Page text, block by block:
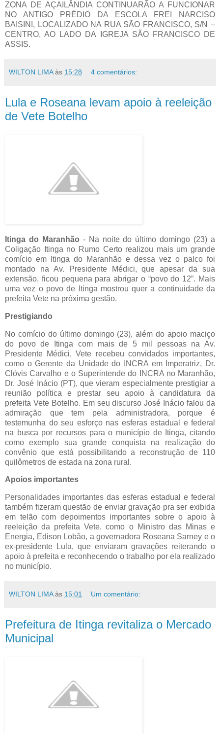
ZONA DE AÇAILÂNDIA CONTINUARÃO A FUNCIONAR
NO ANTIGO PRÉDIO DA ESCOLA FREI NARCISO
BAISINI, LOCALIZADO NA RUA SÃO FRANCISCO, S/N –
CENTRO, AO LADO DA IGREJA SÃO FRANCISCO DE
ASSIS.
WILTON LIMA às 15:28 4 comentários:
Lula e Roseana levam apoio à reeleição
de Vete Botelho
Itinga do Maranhão - Na noite do último domingo (23) a
Coligação Itinga no Rumo Certo realizou mais um grande
comício em Itinga do Maranhão e dessa vez o palco foi
montado na Av. Presidente Médici, que apesar da sua
extensão, ficou pequena para abrigar o “povo do 12”. Mais
uma vez o povo de Itinga mostrou quer a continuidade da
prefeita Vete na próxima gestão.
Prestigiando
No comício do último domingo (23), além do apoio maciço
do povo de Itinga com mais de 5 mil pessoas na Av.
Presidente Médici, Vete recebeu convidados importantes,
como o Gerente da Unidade do INCRA em Imperatriz, Dr.
Clóvis Carvalho e o Superintende do INCRA no Maranhão,
Dr. José Inácio (PT), que vieram especialmente prestigiar a
reunião política e prestar seu apoio à candidatura da
prefeita Vete Botelho. Em seu discurso José Inácio falou da
admiração que tem pela administradora, porque é
testemunha do seu esforço nas esferas estadual e federal
na busca por recursos para o município de Itinga, citando
como exemplo sua grande conquista na realização do
convênio que está possibilitando a reconstrução de 110
quilômetros de estada na zona rural.
Apoios importantes
Personalidades importantes das esferas estadual e federal
também fizeram questão de enviar gravação pra ser exibida
em telão com depoimentos importantes sobre o apoio à
reeleição da prefeita Vete, como o Ministro das Minas e
Energia, Edison Lobão, a governadora Roseana Sarney e o
ex-presidente Lula, que enviaram gravações reiterando o
apoio à prefeita e reconhecendo o trabalho por ela realizado
no município.
WILTON LIMA às 15:01 Um comentário:
Prefeitura de Itinga revitaliza o Mercado
Municipal